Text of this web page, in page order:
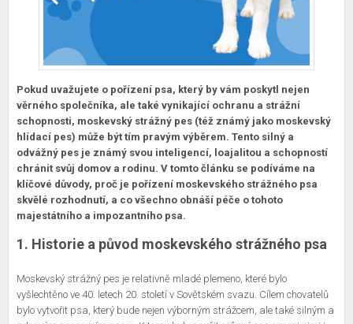
Pokud uvažujete o pořízení psa, který by vám poskytl nejen
věrného společníka, ale také vynikající ochranu a strážní
schopnosti, moskevský strážný pes (též známý jako moskevský
hlídací pes) může být tím pravým výběrem. Tento silný a
odvážný pes je známý svou inteligencí, loajalitou a schopností
chránit svůj domov a rodinu. V tomto článku se podíváme na
klíčové důvody, proč je pořízení moskevského strážného psa
skvělé rozhodnutí, a co všechno obnáší péče o tohoto
majestátního a impozantního psa.
1. Historie a původ moskevského strážného psa
Moskevský strážný pes je relativně mladé plemeno, které bylo
vyšlechtěno ve 40. letech 20. století v Sovětském svazu. Cílem chovatelů
bylo vytvořit psa, který bude nejen výborným strážcem, ale také silným a